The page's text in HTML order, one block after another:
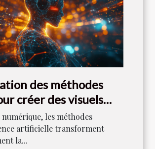
des méthodes
créer des visuels
numérique, les méthodes
artificielle transforment
la...